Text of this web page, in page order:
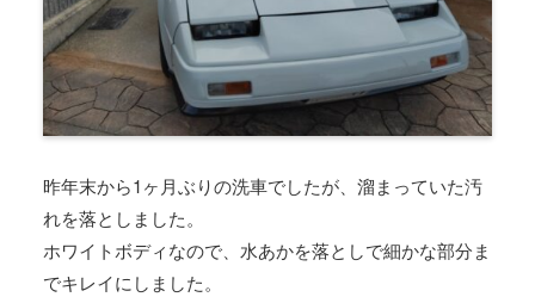
昨年末から1ヶ月ぶりの洗車でしたが、溜まっていた汚
れを落としました。
ホワイトボディなので、水あかを落としで細かな部分ま
でキレイにしました。